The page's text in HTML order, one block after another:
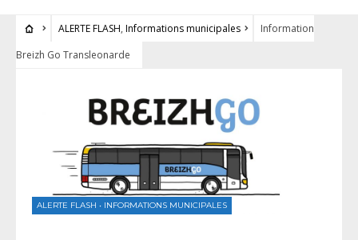
ALERTE FLASH, Informations municipales
Information
Breizh Go Transleonarde
ALERTE FLASH • INFORMATIONS MUNICIPALES